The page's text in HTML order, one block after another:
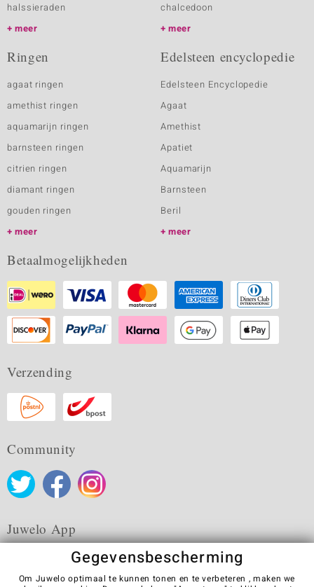
halssieraden
meer
chalcedoon
meer
Ringen
agaat ringen
amethist ringen
aquamarijn ringen
barnsteen ringen
citrien ringen
diamant ringen
gouden ringen
meer
Edelsteen encyclopedie
Edelsteen Encyclopedie
Agaat
Amethist
Apatiet
Aquamarijn
Barnsteen
Beril
meer
Betaalmogelijkheden
Verzending
Community
Juwelo App
Gegevensbescherming
Om Juwelo optimaal te kunnen tonen en te verbeteren , maken we